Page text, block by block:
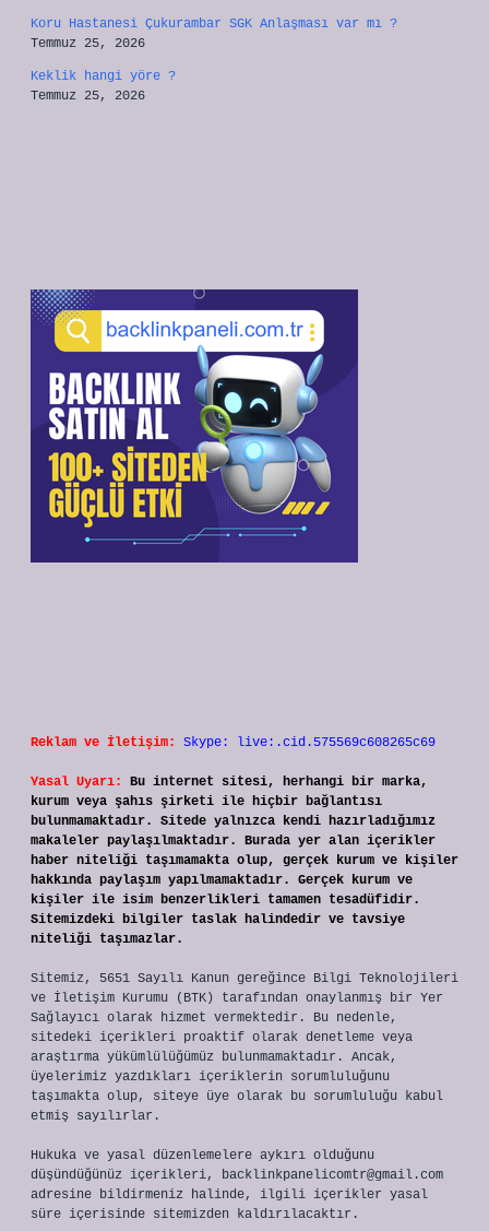
Koru Hastanesi Çukurambar SGK Anlaşması var mı ?
Temmuz 25, 2026
Keklik hangi yöre ?
Temmuz 25, 2026
Reklam ve İletişim: Skype: live:.cid.575569c608265c69
Yasal Uyarı:
Bu internet sitesi, herhangi bir marka,
kurum veya şahıs şirketi ile hiçbir bağlantısı
bulunmamaktadır. Sitede yalnızca kendi hazırladığımız
makaleler paylaşılmaktadır. Burada yer alan içerikler
haber niteliği taşımamakta olup, gerçek kurum ve kişiler
hakkında paylaşım yapılmamaktadır. Gerçek kurum ve
kişiler ile isim benzerlikleri tamamen tesadüfidir.
Sitemizdeki bilgiler taslak halindedir ve tavsiye
niteliği taşımazlar.
Sitemiz, 5651 Sayılı Kanun gereğince Bilgi Teknolojileri
ve İletişim Kurumu (BTK) tarafından onaylanmış bir Yer
Sağlayıcı olarak hizmet vermektedir. Bu nedenle,
sitedeki içerikleri proaktif olarak denetleme veya
araştırma yükümlülüğümüz bulunmamaktadır. Ancak,
üyelerimiz yazdıkları içeriklerin sorumluluğunu
taşımakta olup, siteye üye olarak bu sorumluluğu kabul
etmiş sayılırlar.
Hukuka ve yasal düzenlemelere aykırı olduğunu
düşündüğünüz içerikleri, backlinkpanelicomtr@gmail.com
adresine bildirmeniz halinde, ilgili içerikler yasal
süre içerisinde sitemizden kaldırılacaktır.